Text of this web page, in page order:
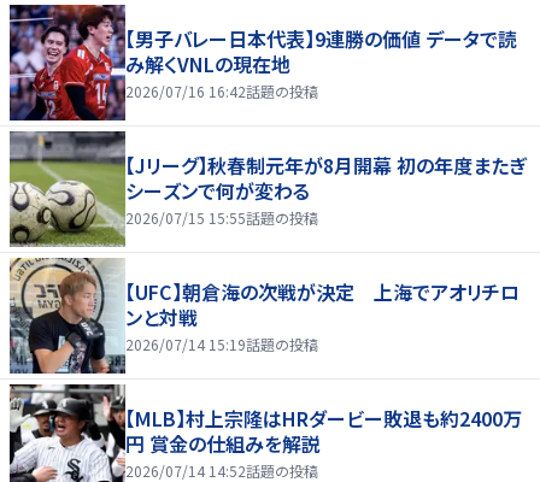
【男子バレー日本代表】9連勝の価値 データで読
み解くVNLの現在地
2026/07/16 16:42話題の投稿
【Jリーグ】秋春制元年が8月開幕 初の年度またぎ
シーズンで何が変わる
2026/07/15 15:55話題の投稿
【UFC】朝倉海の次戦が決定 上海でアオリチロ
ンと対戦
2026/07/14 15:19話題の投稿
【MLB】村上宗隆はHRダービー敗退も約2400万
円 賞金の仕組みを解説
2026/07/14 14:52話題の投稿